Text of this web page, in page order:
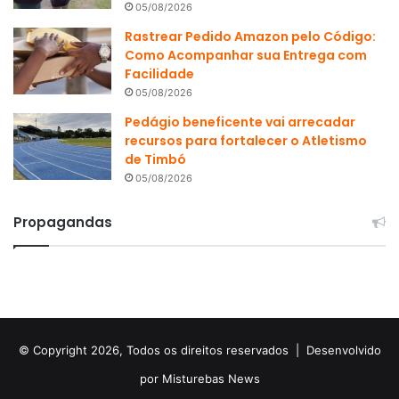
05/08/2026
Rastrear Pedido Amazon pelo Código:
Como Acompanhar sua Entrega com
Facilidade
05/08/2026
Pedágio beneficente vai arrecadar
recursos para fortalecer o Atletismo
de Timbó
05/08/2026
Propagandas
© Copyright 2026, Todos os direitos reservados | Desenvolvido
por Misturebas News